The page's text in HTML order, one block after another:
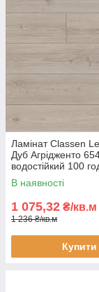
Ламінат Classen
Дуб Агрідженто
водостійкий 100
клас AC5 10 мм з
В наявності
1 075,32 ₴/кв.м
1 236 ₴/кв.м
Купити